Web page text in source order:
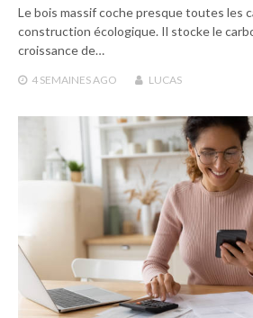
Le bois massif coche presque toutes les
construction écologique. Il stocke le
croissance de…
4 SEMAINES AGO LUCAS